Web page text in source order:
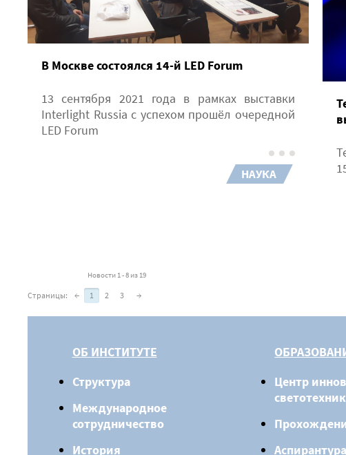
В Москве состоялся 14-й LED Forum
13 сентября 2021 года в рамках выставки
Interlight Russia с успехом прошёл очередной
LED Forum
НАУКА
Новости 1 - 8 из 19
Страницы: ← 1 2 3 →
ОБ ИНСТИТУТЕ
Структура
Международное
сотрудничество
История
Центр
Аспирантура